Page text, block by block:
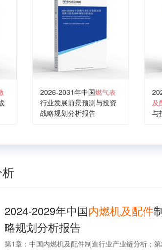
2026-2031年中国燃气表
行业发展前景预测与投资
战略规划分析报告
及
与
2024-2029年中国内燃机及配件
略规划分析报告
第1章：中国内燃机及配件制造行业产业链分析；